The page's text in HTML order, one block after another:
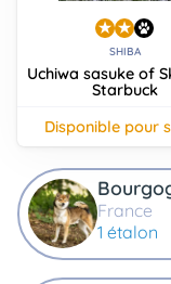
SHIBA
Uchiwa sasuke of
Starbuck
disponible pour
France
1 étalon